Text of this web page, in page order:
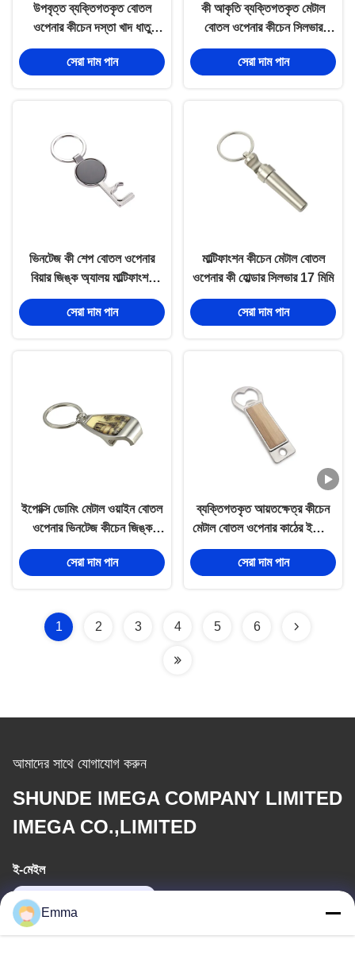
উপবৃত্ত ব্যক্তিগতকৃত বোতল
ওপেনার কীচেন দস্তা খাদ ধাতু
খোদাই করা কীরিং
সেরা দাম পান
কী আকৃতি ব্যক্তিগতকৃত মেটাল
বোতল ওপেনার কীচেন সিলভার
ভিনটেজ
সেরা দাম পান
ভিনটেজ কী শেপ বোতল ওপেনার
বিয়ার জিঙ্ক অ্যালয় মাল্টিফাংশন
কীচেন
সেরা দাম পান
মাল্টিফাংশন কীচেন মেটাল বোতল
ওপেনার কী হোল্ডার সিলভার 17 মিমি
সেরা দাম পান
ইপোক্সি ডোমিং মেটাল ওয়াইন বোতল
ওপেনার ভিনটেজ কীচেন জিঙ্ক
অ্যালয়
সেরা দাম পান
ব্যক্তিগতকৃত আয়তক্ষেত্র কীচেন
মেটাল বোতল ওপেনার কাঠের ইপোক্সি
ডোমিং লোগো
সেরা দাম পান
1 2 3 4 5 6
আমাদের সাথে যোগাযোগ করুন
SHUNDE IMEGA COMPANY LIMITED
IMEGA CO.,LIMITED
ই-মেইল
Emma